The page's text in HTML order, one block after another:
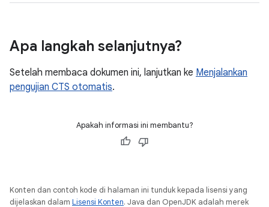
Apa langkah selanjutnya?
Setelah membaca dokumen ini, lanjutkan ke Menjalankan
pengujian CTS otomatis.
Apakah informasi ini membantu?
Konten dan contoh kode di halaman ini tunduk kepada lisensi yang
dijelaskan dalam Lisensi Konten. Java dan OpenJDK adalah merek